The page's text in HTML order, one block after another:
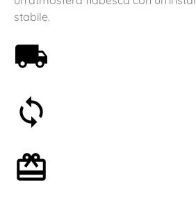
stabile.